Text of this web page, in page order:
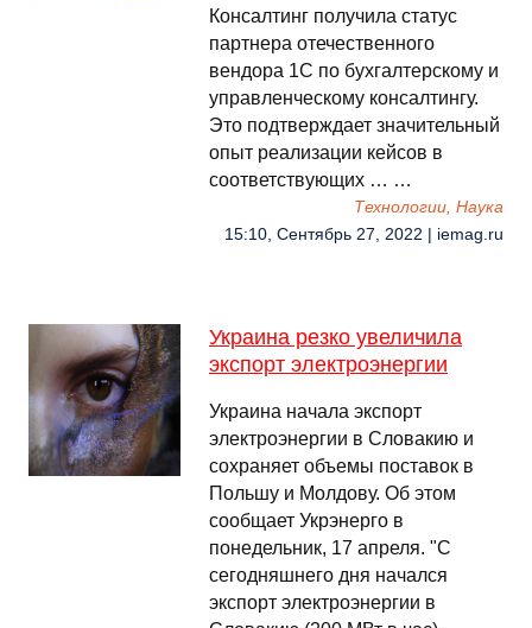
Консалтинг получила статус
партнера отечественного
вендора 1С по бухгалтерскому и
управленческому консалтингу.
Это подтверждает значительный
опыт реализации кейсов в
соответствующих … …
Технологии, Наука
15:10, Сентябрь 27, 2022 | iemag.ru
Украина резко увеличила
экспорт электроэнергии
Украина начала экспорт
электроэнергии в Словакию и
сохраняет объемы поставок в
Польшу и Молдову. Об этом
сообщает Укрэнерго в
понедельник, 17 апреля. "С
сегодняшнего дня начался
экспорт электроэнергии в